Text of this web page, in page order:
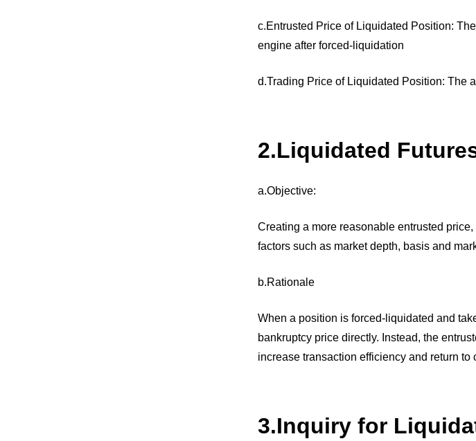
c.Entrusted Price of Liquidated Position:
engine after forced-liquidation
d.Trading Price of Liquidated Position: The
2.Liquidated
a.Objective:
Creating a more reasonable entrusted
factors such as market depth, basis and
b.Rationale
When a position is forced-liquidated and
bankruptcy price directly. Instead, the
increase transaction efficiency and return to
3.Inquiry for